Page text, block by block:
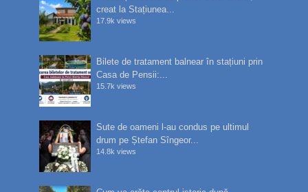
creat la Stațiunea...
17.9k views
Bilete de tratament balnear în stațiuni prin
Casa de Pensii:...
15.7k views
Sute de oameni l-au condus pe ultimul
drum pe Ștefan Sîngeor...
14.8k views